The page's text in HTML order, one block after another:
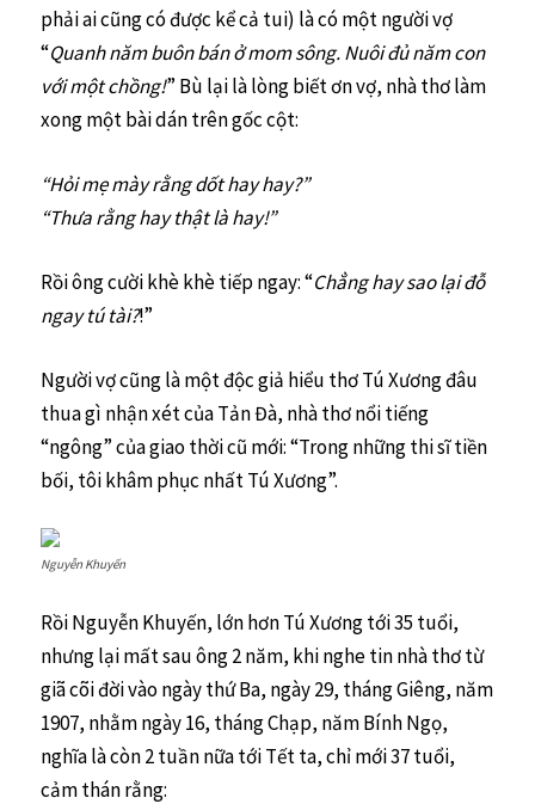
phải ai cũng có được kể cả tui) là có một người vợ
“Quanh năm buôn bán ở mom sông. Nuôi đủ năm con
với một chồng!” Bù lại là lòng biết ơn vợ, nhà thơ làm
xong một bài dán trên gốc cột:
“Hỏi mẹ mày rằng dốt hay hay?”
“Thưa rằng hay thật là hay!”
Rồi ông cười khè khè tiếp ngay: “Chẳng hay sao lại đỗ
ngay tú tài?!”
Người vợ cũng là một độc giả hiểu thơ Tú Xương đâu
thua gì nhận xét của Tản Đà, nhà thơ nổi tiếng
“ngông” của giao thời cũ mới: “Trong những thi sĩ tiền
bối, tôi khâm phục nhất Tú Xương”.
Nguyễn Khuyến
Rồi Nguyễn Khuyến, lớn hơn Tú Xương tới 35 tuổi,
nhưng lại mất sau ông 2 năm, khi nghe tin nhà thơ từ
giã cõi đời vào ngày thứ Ba, ngày 29, tháng Giêng, năm
1907, nhằm ngày 16, tháng Chạp, năm Bính Ngọ,
nghĩa là còn 2 tuần nữa tới Tết ta, chỉ mới 37 tuổi,
cảm thán rằng: